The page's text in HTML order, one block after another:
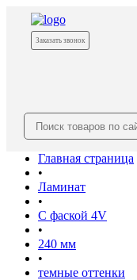
Заказать звонок
Главная страница
•
Ламинат
•
С фаской 4V
•
240 мм
•
темные оттенки